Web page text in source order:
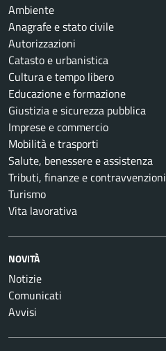
Ambiente
Anagrafe e stato civile
Autorizzazioni
Catasto e urbanistica
Cultura e tempo libero
Educazione e formazione
Giustizia e sicurezza pubblica
Imprese e commercio
Mobilità e trasporti
Salute, benessere e assistenza
Tributi, finanze e contravvenzioni
Turismo
Vita lavorativa
NOVITÀ
Notizie
Comunicati
Avvisi